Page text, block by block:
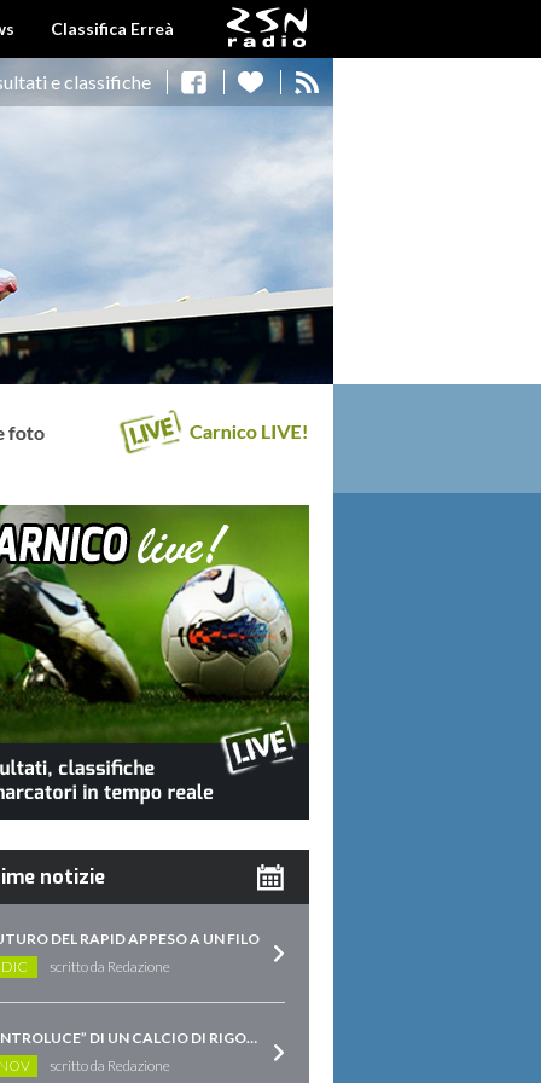
Classifica Erreà
e classifiche
notizie
DEL RAPID APPESO A UN FILO
scritto da Redazione
“CONTROLUCE” DI UN CALCIO DI RIGORE
scritto da Redazione